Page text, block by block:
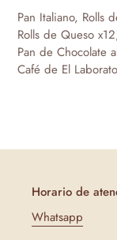
el
producto
a
tu
carrito
Pan Italiano, Rolls
Rolls de Queso
Pan de Chocolate
Café de El
Horario de
Whatsapp